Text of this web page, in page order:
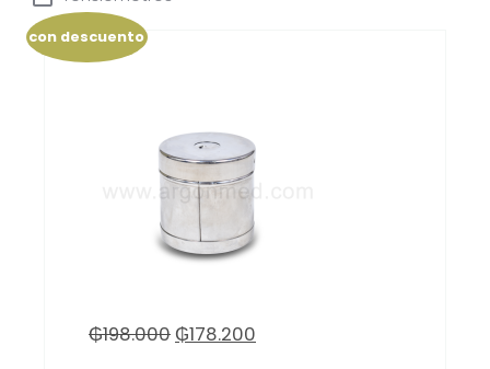
con descuento
₲198.000 ₲178.200